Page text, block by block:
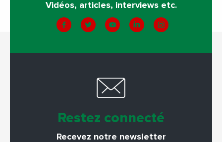
Vidéos, articles, interviews etc.
Restez connecté
Recevez notre newsletter